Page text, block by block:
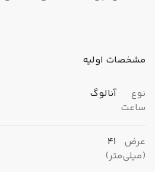
50 متری در برابر آب مقاوم هستند و
شستشو رها می کند.
مشخصات اولیه
نوع
ساعت
آنالوگ
عرض
(میلی‌متر)
41